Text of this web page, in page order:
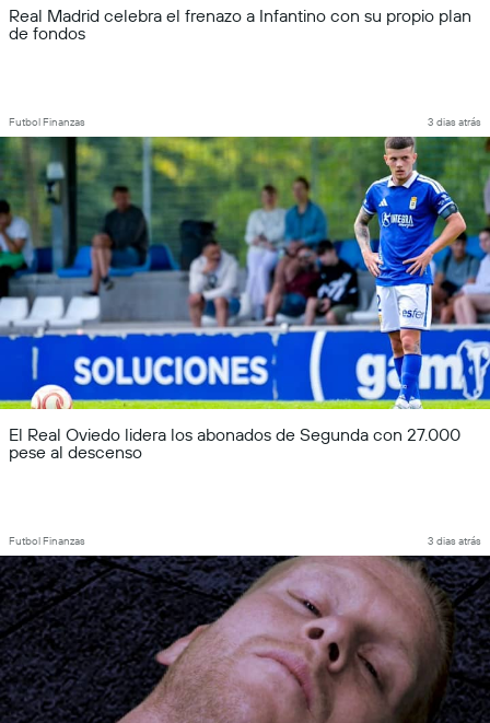
Real Madrid celebra el frenazo a Infantino con su propio plan
de fondos
Futbol Finanzas 3 dias atrás
El Real Oviedo lidera los abonados de Segunda con 27.000
pese al descenso
Futbol Finanzas 3 dias atrás